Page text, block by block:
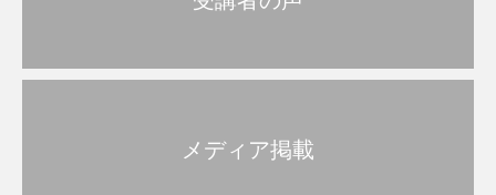
メディア掲載